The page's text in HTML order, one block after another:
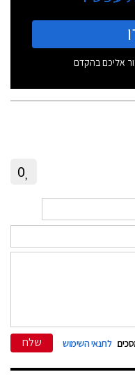
אליכם בהקדם
0
לתנאי השימוש שלח